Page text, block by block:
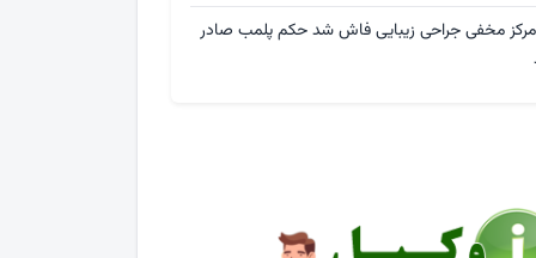
مرکز مخفی جراحی زیبایی فاش شد حکم پلمب صادر